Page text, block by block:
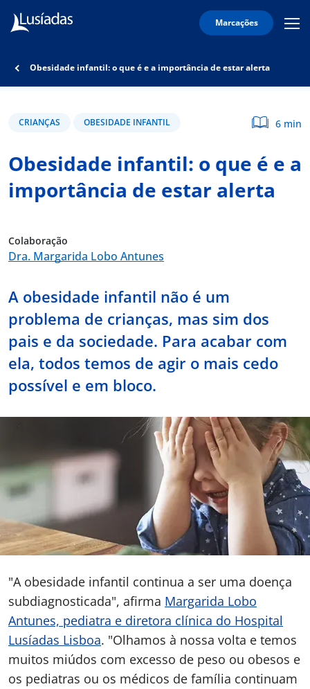
Marcações
Lusíadas
Hospitais
Corpo
Especialidades
Acordos
a nós
EN
Obesidade infantil: o que é e a importância de estar alerta
CRIANÇAS OBESIDADE INFANTIL 6 min
Obesidade infantil: o que é e a
importância de estar alerta
Colaboração
Dra. Margarida Lobo Antunes
A obesidade infantil não é um
problema de crianças, mas sim dos
pais e da sociedade. Para acabar com
ela, todos temos de agir o mais cedo
possível e em bloco.
"A obesidade infantil continua a ser uma doença
subdiagnosticada", afirma Margarida Lobo
Antunes, pediatra e diretora clínica do Hospital
Lusíadas Lisboa. "Olhamos à nossa volta e temos
muitos miúdos com excesso de peso ou obesos e
os pediatras ou os médicos de família continuam